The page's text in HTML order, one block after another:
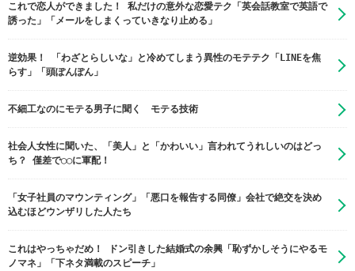
これで恋人ができました！ 私だけの意外な恋愛テク「英会話教室で英語で
誘った」「メールをしまくっていきなり止める」
逆効果！ 「わざとらしいな」と冷めてしまう異性のモテテク「LINEを焦
らす」「頭ぽんぽん」
不細工なのにモテる男子に聞く モテる技術
社会人女性に聞いた、「美人」と「かわいい」言われてうれしいのはどっ
ち？ 僅差で◯◯に軍配！
「女子社員のマウンティング」「悪口を報告する同僚」会社で絶交を決め
込むほどウンザリした人たち
これはやっちゃだめ！ ドン引きした結婚式の余興「恥ずかしそうにやるモ
ノマネ」「下ネタ満載のスピーチ」